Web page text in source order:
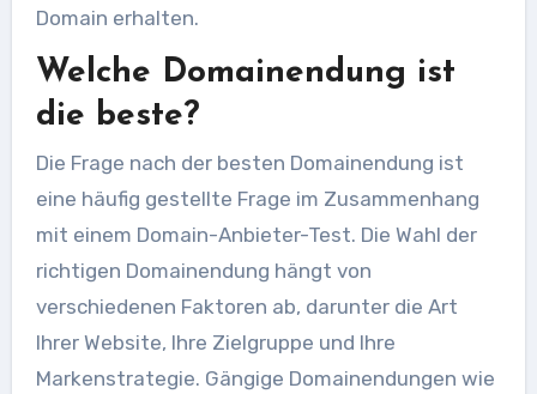
Domain erhalten.
Welche Domainendung ist
die beste?
Die Frage nach der besten Domainendung ist
eine häufig gestellte Frage im Zusammenhang
mit einem Domain-Anbieter-Test. Die Wahl der
richtigen Domainendung hängt von
verschiedenen Faktoren ab, darunter die Art
Ihrer Website, Ihre Zielgruppe und Ihre
Markenstrategie. Gängige Domainendungen wie